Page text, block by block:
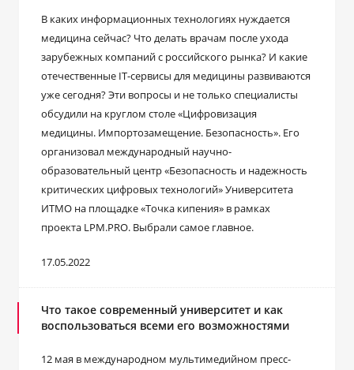
В каких информационных технологиях нуждается
медицина сейчас? Что делать врачам после ухода
зарубежных компаний с российского рынка? И какие
отечественные IT-сервисы для медицины развиваются
уже сегодня? Эти вопросы и не только специалисты
обсудили на круглом столе «Цифровизация
медицины. Импортозамещение. Безопасность». Его
организовал международный научно-
образовательный центр «Безопасность и надежность
критических цифровых технологий» Университета
ИТМО на площадке «Точка кипения» в рамках
проекта LPM.PRO. Выбрали самое главное.
17.05.2022
Что такое современный университет и как
воспользоваться всеми его возможностями
12 мая в международном мультимедийном пресс-